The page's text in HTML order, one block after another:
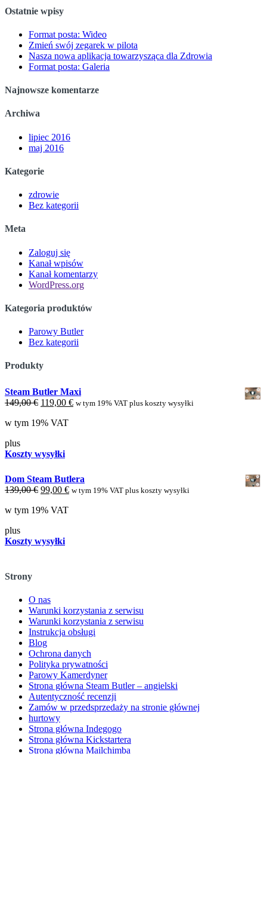
Ostatnie wpisy
Format posta: Wideo
Zmień swój zegarek w pilota
Nasza nowa aplikacja towarzysząca dla Zdrowia
Format posta: Galeria
Najnowsze komentarze
Archiwa
lipiec 2016
maj 2016
Kategorie
zdrowie
Bez kategorii
Meta
Zaloguj się
Kanał wpisów
Kanał komentarzy
WordPress.org
Kategoria produktów
Parowy Butler
Bez kategorii
Produkty
Steam Butler Maxi
149,00€ Cena
wynosiła:
119,00 €Aktualna
w tym 19% VAT plus koszty wysyłki
w tym 19% VAT
plus
Koszty wysyłki
Dom Steam Butlera
139,00€ Cena
wynosiła:
99,00 €Aktualna
w tym 19% VAT plus koszty wysyłki
w tym 19% VAT
plus
Koszty wysyłki
Strony
O nas
Warunki korzystania z serwisu
Warunki korzystania z serwisu
Instrukcja obsługi
Blog
Ochrona danych
Polityka prywatności
Parowy Kamerdyner
Strona główna Steam Butler – angielski
Autentyczność recenzji
Zamów w przedsprzedaży na stronie głównej
hurtowy
Strona główna Indegogo
Strona główna Kickstartera
Strona główna Mailchimba